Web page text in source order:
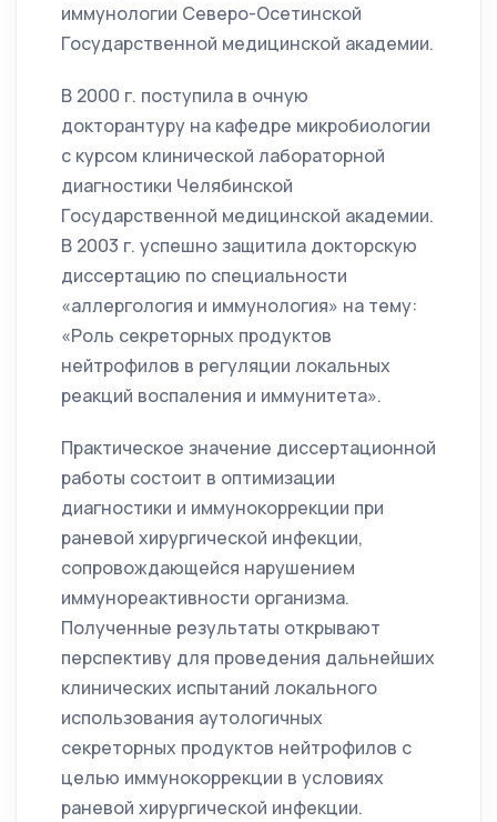
иммунологии Северо-Осетинской
Государственной медицинской академии.
В 2000 г. поступила в очную
докторантуру на кафедре микробиологии
с курсом клинической лабораторной
диагностики Челябинской
Государственной медицинской академии.
В 2003 г. успешно защитила докторскую
диссертацию по специальности
«аллергология и иммунология» на тему:
«Роль секреторных продуктов
нейтрофилов в регуляции локальных
реакций воспаления и иммунитета».
Практическое значение диссертационной
работы состоит в оптимизации
диагностики и иммунокоррекции при
раневой хирургической инфекции,
сопровождающейся нарушением
иммунореактивности организма.
Полученные результаты открывают
перспективу для проведения дальнейших
клинических испытаний локального
использования аутологичных
секреторных продуктов нейтрофилов с
целью иммунокоррекции в условиях
раневой хирургической инфекции.